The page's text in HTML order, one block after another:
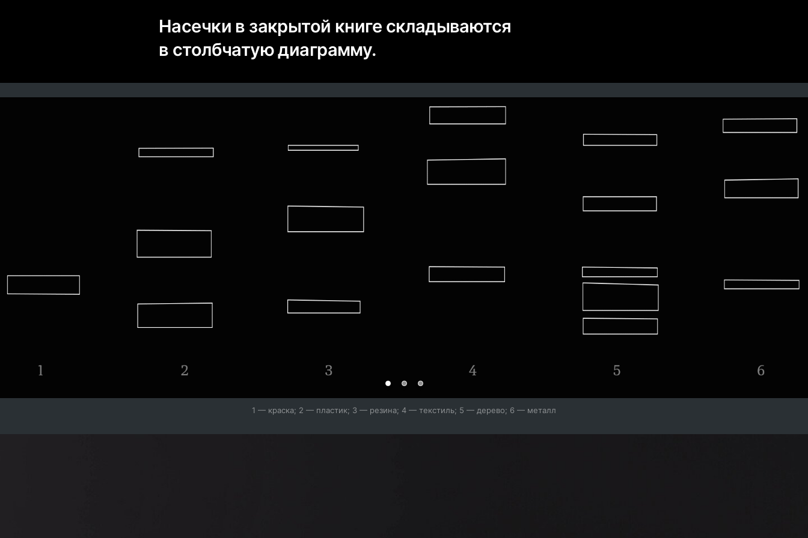
Насечки в закрытой книге складываются
в столбчатую диаграмму.
1 — краска; 2 — пластик; 3 — резина; 4 — текстиль; 5 — дерево; 6 — металл